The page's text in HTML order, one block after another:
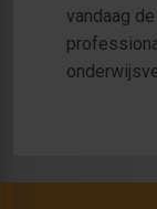
vandaag